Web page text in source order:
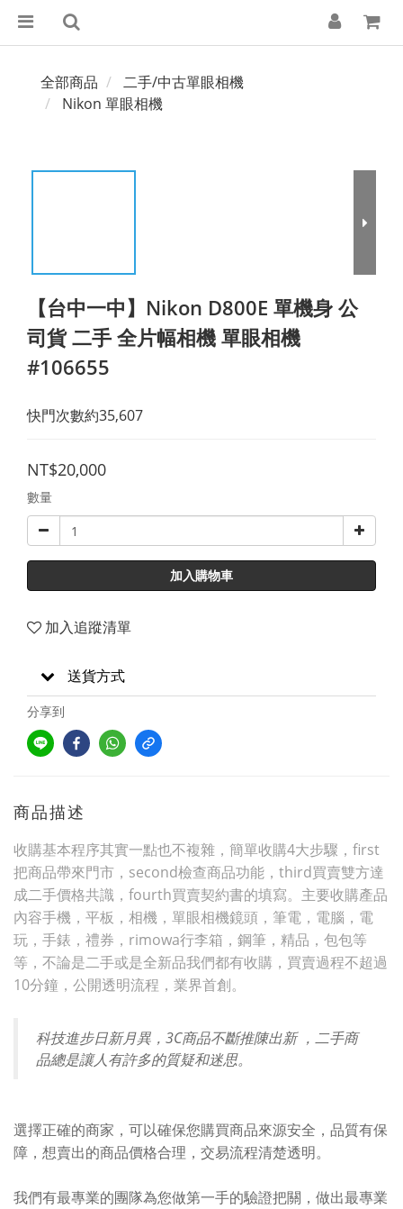
全部商品
二手/中古單眼相機
Nikon 單眼相機
【台中一中】Nikon D800E 單機身 公
司貨 二手 全片幅相機 單眼相機
#106655
快門次數約35,607
NT$20,000
數量
加入購物車
加入追蹤清單
送貨方式
分享到
商品描述
收購基本程序其實一點也不複雜，簡單收購4大步驟，first
把商品帶來門市，second檢查商品功能，third買賣雙方達
成二手價格共識，fourth買賣契約書的填寫。主要收購產品
內容手機，平板，相機，單眼相機鏡頭，筆電，電腦，電
玩，手錶，禮券，rimowa行李箱，鋼筆，精品，包包等
等，不論是二手或是全新品我們都有收購，買賣過程不超過
10分鐘，公開透明流程，業界首創。
科技進步日新月異，3C商品不斷推陳出新 ，二手商
品總是讓人有許多的質疑和迷思。
選擇正確的商家，可以確保您購買商品來源安全，品質有保
障，想賣出的商品價格合理，交易流程清楚透明。
我們有最專業的團隊為您做第一手的驗證把關，做出最專業